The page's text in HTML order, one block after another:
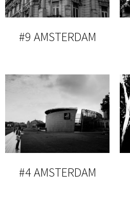
#9 AMSTERDAM
#4 AMSTERDAM